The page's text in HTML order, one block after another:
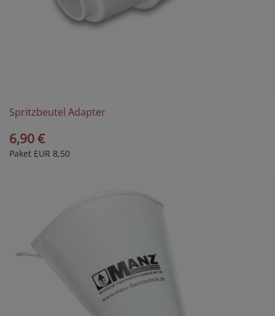
Spritzbeutel Adapter
6,90 €
Paket EUR 8,50